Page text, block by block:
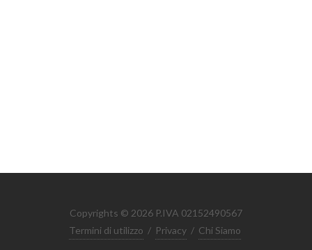
Copyrights © 2026 P.IVA 02152490567
Termini di utilizzo / Privacy / Chi Siamo